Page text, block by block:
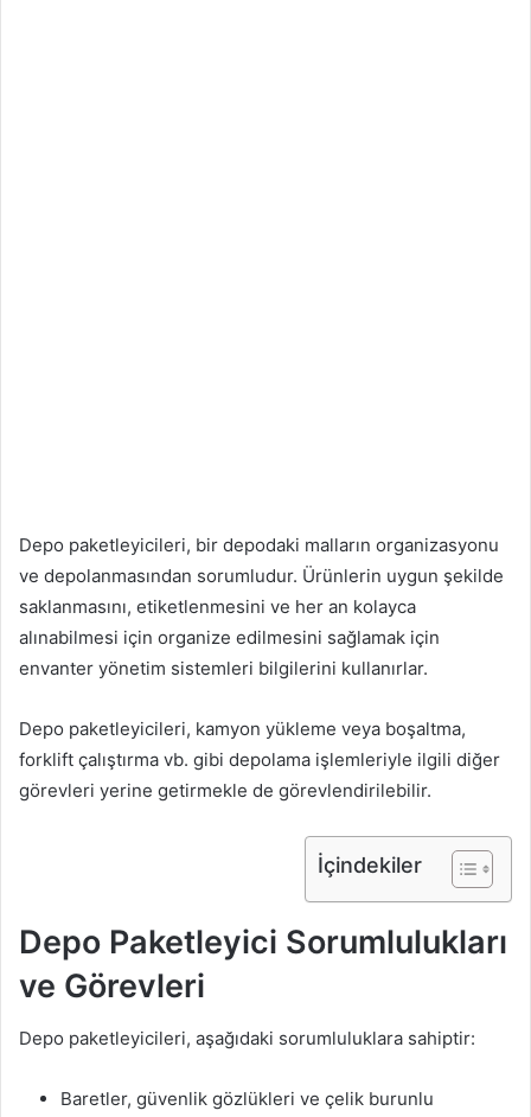
Depo paketleyicileri, bir depodaki malların organizasyonu
ve depolanmasından sorumludur. Ürünlerin uygun şekilde
saklanmasını, etiketlenmesini ve her an kolayca
alınabilmesi için organize edilmesini sağlamak için
envanter yönetim sistemleri bilgilerini kullanırlar.
Depo paketleyicileri, kamyon yükleme veya boşaltma,
forklift çalıştırma vb. gibi depolama işlemleriyle ilgili diğer
görevleri yerine getirmekle de görevlendirilebilir.
İçindekiler
Depo Paketleyici Sorumlulukları
ve Görevleri
Depo paketleyicileri, aşağıdaki sorumluluklara sahiptir:
Baretler, güvenlik gözlükleri ve çelik burunlu